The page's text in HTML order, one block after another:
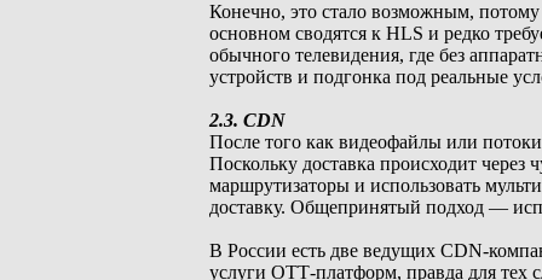
Конечно, это стало возможным,
основном сводятся к HLS и редко
обычного телевидения, где без
устройств и подгонка под реальные
2.3. CDN
После того как видеофайлы или
Поскольку доставка происходит через
маршрутизаторы и использовать
доставку. Общепринятый подход —
В России есть две ведущих CDN-
услуги ОТТ-платформ, правда для тех